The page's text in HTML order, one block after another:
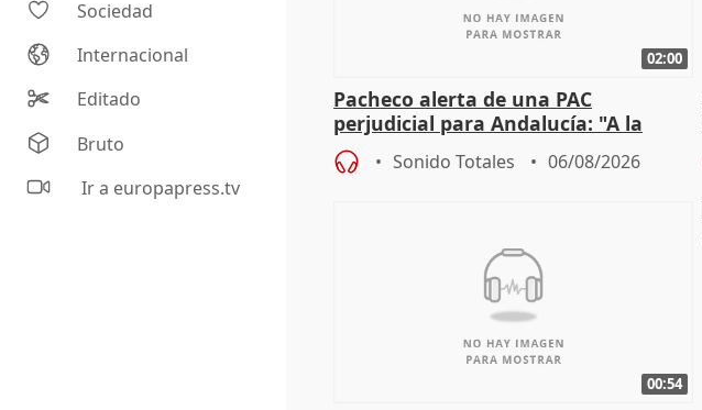
Sociedad
Internacional
Editado
Bruto
Ir a europapress.tv
02:00
Pacheco alerta de una PAC
perjudicial para Andalucía: "A la
agricultura hay que protegerla"
Sonido Totales 06/08/2026
00:54